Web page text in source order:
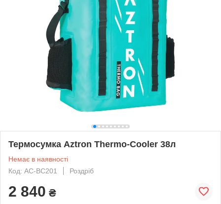
Термосумка Aztron Thermo-Cooler 38л
Немає в наявності
Код: AC-BC201
Роздріб
2 840 ₴